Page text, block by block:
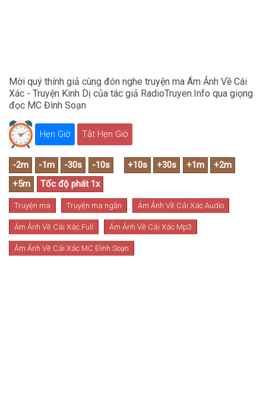
Mời quý thính giả cùng đón nghe truyện ma Ám Ảnh Về Cái
Xác - Truyện Kinh Dị của tác giả RadioTruyen.Info qua giọng
đọc MC Đình Soạn
Hẹn Giờ Tắt Hẹn Giờ
Truyện ma Truyện ma ngắn Ám Ảnh Về Cái Xác Audio
Ám Ảnh Về Cái Xác Full Ám Ảnh Về Cái Xác Mp3
Ám Ảnh Về Cái Xác MC Đình Soạn